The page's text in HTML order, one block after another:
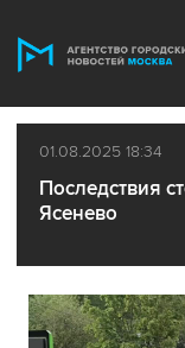
01.08.2025 18:34
Последствия
Ясенево